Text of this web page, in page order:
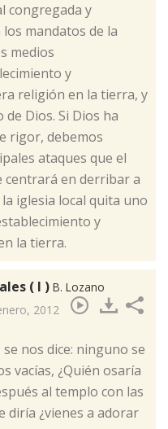
congregada y
mandatos de la
medios
y
religión en la tierra, y
Dios. Si Dios ha
rigor, debemos
ataques que el
centrará en derribar a
iglesia local quita uno
y
la tierra.
( I ) B. Lozano
2012
nos dice: ninguno se
vacías, ¿Quién osaría
al templo con las
diría ¿vienes a adorar